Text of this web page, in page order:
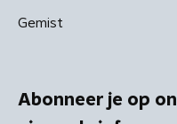
Gemist
Abonneer je op